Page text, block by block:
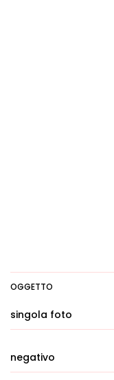
OGGETTO
singola foto
negativo